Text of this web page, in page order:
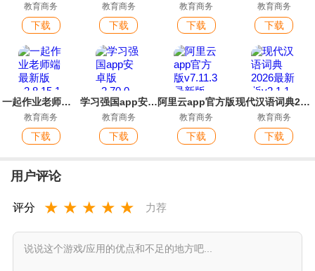
教育商务
下载
教育商务
下载
教育商务
下载
教育商务
下载
一起作业老师端最新版
教育商务
下载
学习强国app安卓版
教育商务
下载
阿里云app官方版
教育商务
下载
现代汉语词典2026最新版
教育商务
下载
用户评论
评分 ★ ★ ★ ★ ★ 力荐